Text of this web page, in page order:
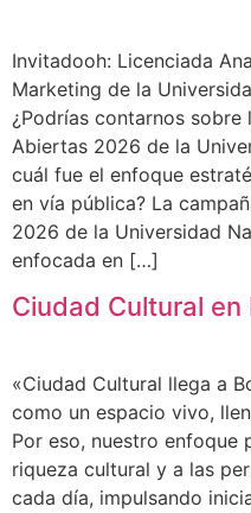
Invitadooh: Licenciada
Marketing de la
¿Podrías contarnos
Abiertas 2026 de la
cuál fue el enfoque
en vía pública? La
2026 de la Universidad
enfocada en […]
Ciudad Cultural en
«Ciudad Cultural llega a
como un espacio vivo,
Por eso, nuestro enfoque
riqueza cultural y a las
cada día, impulsando